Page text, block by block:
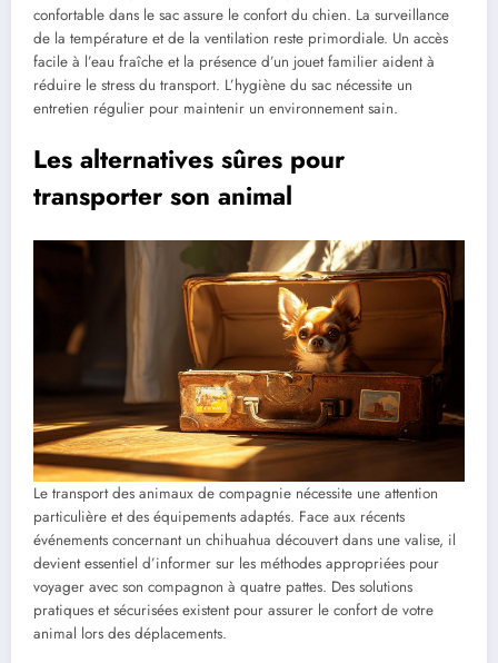
confortable dans le sac assure le confort du chien. La surveillance
de la température et de la ventilation reste primordiale. Un accès
facile à l’eau fraîche et la présence d’un jouet familier aident à
réduire le stress du transport. L’hygiène du sac nécessite un
entretien régulier pour maintenir un environnement sain.
Les alternatives sûres pour
transporter son animal
Le transport des animaux de compagnie nécessite une attention
particulière et des équipements adaptés. Face aux récents
événements concernant un chihuahua découvert dans une valise, il
devient essentiel d’informer sur les méthodes appropriées pour
voyager avec son compagnon à quatre pattes. Des solutions
pratiques et sécurisées existent pour assurer le confort de votre
animal lors des déplacements.